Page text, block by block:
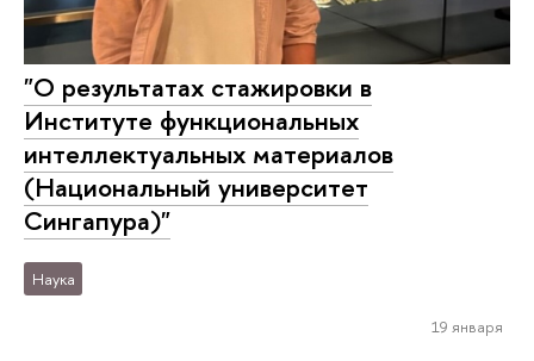
"О результатах стажировки в
Институте функциональных
интеллектуальных материалов
(Национальный университет
Сингапура)"
Наука
19 января